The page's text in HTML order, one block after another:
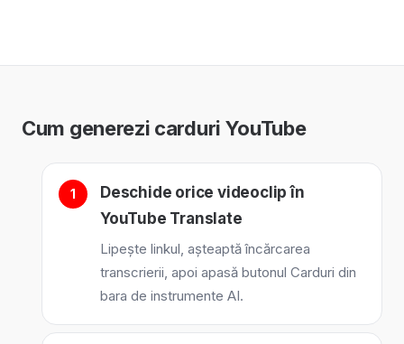
Cum generezi carduri YouTube
Deschide orice videoclip în
YouTube Translate
Lipește linkul, așteaptă încărcarea
transcrierii, apoi apasă butonul Carduri din
bara de instrumente AI.